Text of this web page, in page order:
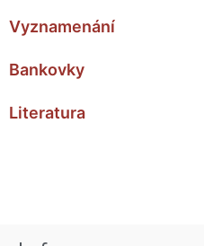
Vyznamenání
Bankovky
Literatura